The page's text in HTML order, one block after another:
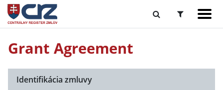
Grant Agreement
Identifikácia zmluvy